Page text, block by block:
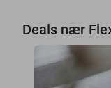
Deals nær